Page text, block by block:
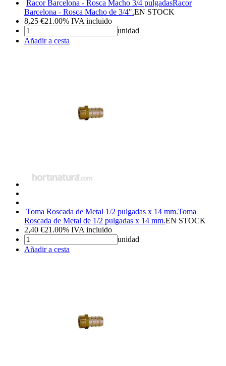
Racor Barcelona - Rosca Macho 3/4 pulgadasRacor
Barcelona - Rosca Macho de 3/4".EN STOCK
8,25 €21.00% IVA incluido
unidad
Añadir a cesta
Toma Roscada de Metal 1/2 pulgadas x 14 mm.Toma
Roscada de Metal de 1/2 pulgadas x 14 mm.EN STOCK
2,40 €21.00% IVA incluido
unidad
Añadir a cesta